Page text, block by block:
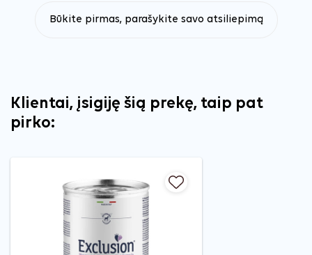
Būkite pirmas, parašykite savo atsiliepimą
Klientai, įsigiję šią prekę, taip pat
pirko: